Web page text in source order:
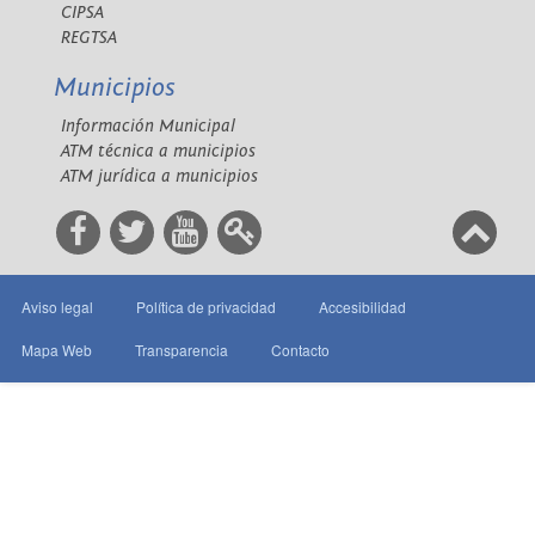
CIPSA
REGTSA
Municipios
Información Municipal
ATM técnica a municipios
ATM jurídica a municipios
Aviso legal Política de privacidad Accesibilidad
Mapa Web Transparencia Contacto